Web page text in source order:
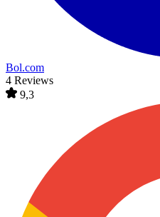
Bol.com
4 Reviews
9,3